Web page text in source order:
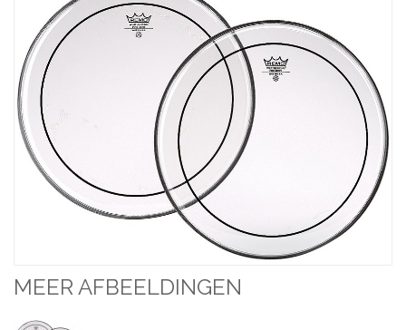
MEER AFBEELDINGEN